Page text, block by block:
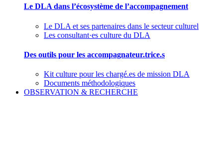
Le DLA dans l’écosystème de l’accompagnement
Le DLA et ses partenaires dans le secteur culturel
Les consultant·es culture du DLA
Des outils pour les accompagnateur.trice.s
Kit culture pour les chargé.es de mission DLA
Documents méthodologiques
OBSERVATION & RECHERCHE